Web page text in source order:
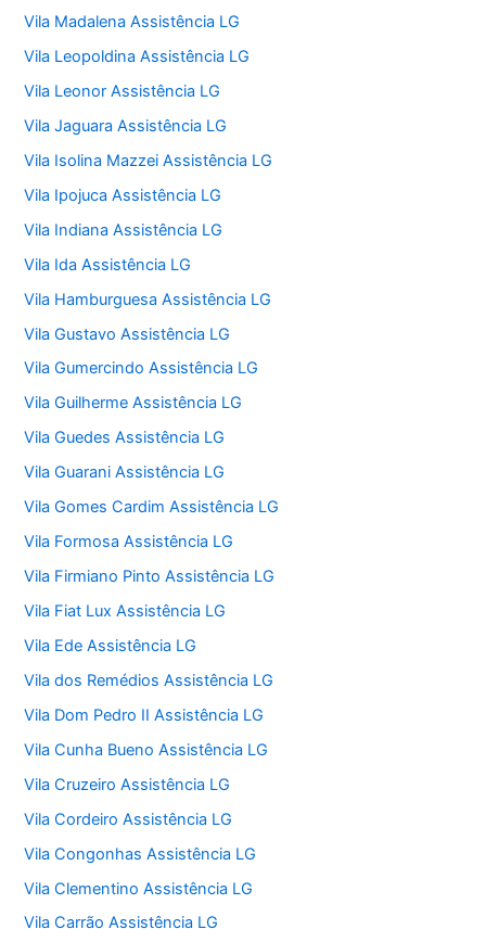
Vila Madalena Assistência LG
Vila Leopoldina Assistência LG
Vila Leonor Assistência LG
Vila Jaguara Assistência LG
Vila Isolina Mazzei Assistência LG
Vila Ipojuca Assistência LG
Vila Indiana Assistência LG
Vila Ida Assistência LG
Vila Hamburguesa Assistência LG
Vila Gustavo Assistência LG
Vila Gumercindo Assistência LG
Vila Guilherme Assistência LG
Vila Guedes Assistência LG
Vila Guarani Assistência LG
Vila Gomes Cardim Assistência LG
Vila Formosa Assistência LG
Vila Firmiano Pinto Assistência LG
Vila Fiat Lux Assistência LG
Vila Ede Assistência LG
Vila dos Remédios Assistência LG
Vila Dom Pedro II Assistência LG
Vila Cunha Bueno Assistência LG
Vila Cruzeiro Assistência LG
Vila Cordeiro Assistência LG
Vila Congonhas Assistência LG
Vila Clementino Assistência LG
Vila Carrão Assistência LG